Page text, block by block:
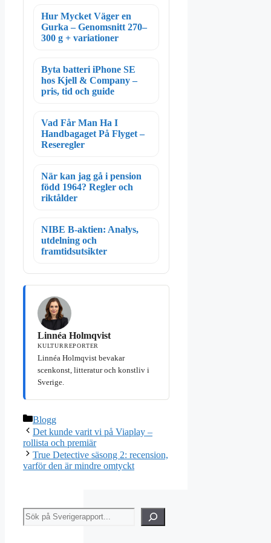
Hur Mycket Väger en
Gurka – Genomsnitt 270–
300 g + variationer
Byta batteri iPhone SE
hos Kjell & Company –
pris, tid och guide
Vad Får Man Ha I
Handbagaget På Flyget –
Reseregler
När kan jag gå i pension
född 1964? Regler och
riktålder
NIBE B-aktien: Analys,
utdelning och
framtidsutsikter
Linnéa Holmqvist
KULTURREPORTER
Linnéa Holmqvist bevakar
scenkonst, litteratur och konstliv i
Sverige.
Kategorier
Blogg
Det kunde varit vi på Viaplay –
rollista och premiär
True Detective säsong 2: recension,
varför den är mindre omtyckt
Sök